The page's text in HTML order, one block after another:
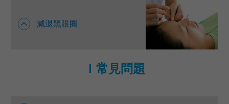
減退黑眼圈
常見問題